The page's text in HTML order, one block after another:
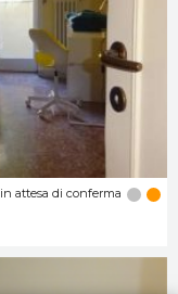
in attesa di conferma